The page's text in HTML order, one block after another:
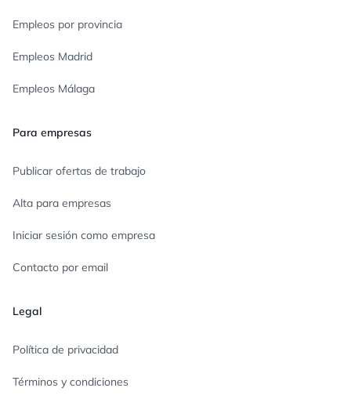
Empleos por provincia
Empleos Madrid
Empleos Málaga
Para empresas
Publicar ofertas de trabajo
Alta para empresas
Iniciar sesión como empresa
Contacto por email
Legal
Política de privacidad
Términos y condiciones